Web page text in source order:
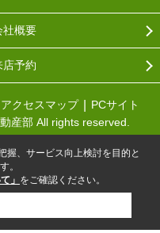
社概要
店予約
アクセスマップ
PCサイト
産部 All rights reserved.
握、サービス向上検討を目的と
。
」 をご確認ください。